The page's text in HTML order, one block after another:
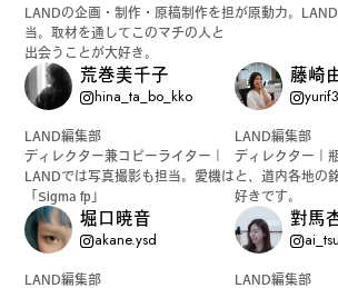
LANDの企画・制作・原稿制作を担
当。取材を通してこのマチの人と
出会うことが大好き。
が原動力。
荒巻美千子
hina_ta_bo_kko
LAND編集部
ディレクター兼コピーライター｜
LANDでは写真撮影も担当。愛機は
「Sigma fp」
藤崎
LAND編集部
ディレクター｜
と、道内各地の
好きです。
堀口暁音
akane.ysd
LAND編集部
對馬
LAND編集部